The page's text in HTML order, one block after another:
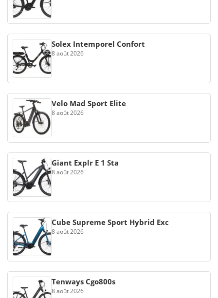
Solex Intemporel Confort
8 août 2026
Velo Mad Sport Elite
8 août 2026
Giant Explr E 1 Sta
8 août 2026
Cube Supreme Sport Hybrid Exc
8 août 2026
Tenways Cgo800s
8 août 2026